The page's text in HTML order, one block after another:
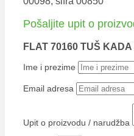
Pošaljite upit o
FLAT 70160 TUŠ
Ime i prezime
Email adresa
Upit o proizvodu / narudžba